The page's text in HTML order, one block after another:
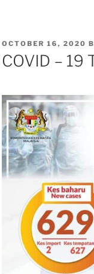
POSTED
ON
OCTOBER 16, 2020
COVID – 19